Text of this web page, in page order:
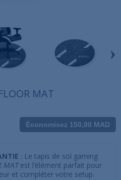
›
MAT
Économisez 150,00 MAD
: Le tapis de sol gaming
MATest l’élément parfait pour
et compléter votre setup.